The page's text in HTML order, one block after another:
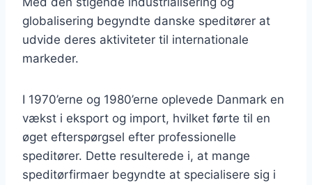
globalisering begyndte danske speditører at
udvide deres aktiviteter til internationale
markeder.
I 1970’erne og 1980’erne oplevede Danmark en
vækst i eksport og import, hvilket førte til en
øget efterspørgsel efter professionelle
speditører. Dette resulterede i, at mange
speditørfirmaer begyndte at specialisere sig i